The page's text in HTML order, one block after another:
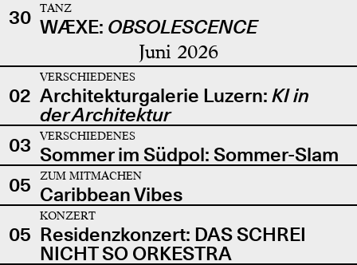
30
TANZ
WÆXE: OBSOLESCENCE
Juni 2026
02
VERSCHIEDENES
Architekturgalerie Luzern: KI in
der Architektur
03
VERSCHIEDENES
Sommer im Südpol: Sommer-Slam
05
ZUM MITMACHEN
Caribbean Vibes
05
KONZERT
Residenzkonzert: DAS SCHREI
NICHT SO ORKESTRA